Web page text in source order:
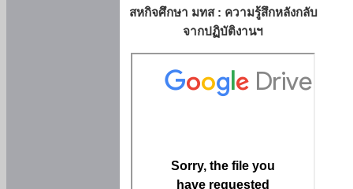
สหกิจศึกษา มทส : ความรู้สึกหลังกลับ
จากปฏิบัติงานฯ